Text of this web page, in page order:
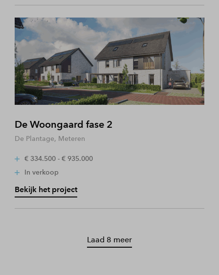
De Woongaard fase 2
De Plantage, Meteren
€ 334.500 - € 935.000
In verkoop
Bekijk het project
Laad 8 meer